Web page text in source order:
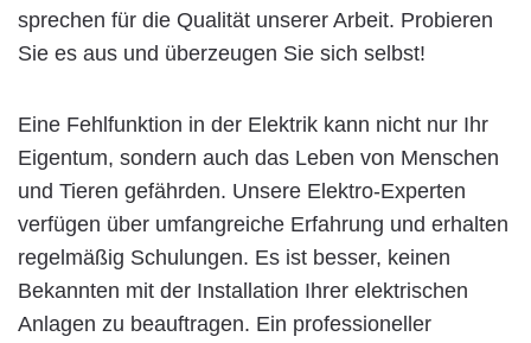
sprechen für die Qualität unserer Arbeit. Probieren
Sie es aus und überzeugen Sie sich selbst!
Eine Fehlfunktion in der Elektrik kann nicht nur Ihr
Eigentum, sondern auch das Leben von Menschen
und Tieren gefährden. Unsere Elektro-Experten
verfügen über umfangreiche Erfahrung und erhalten
regelmäßig Schulungen. Es ist besser, keinen
Bekannten mit der Installation Ihrer elektrischen
Anlagen zu beauftragen. Ein professioneller